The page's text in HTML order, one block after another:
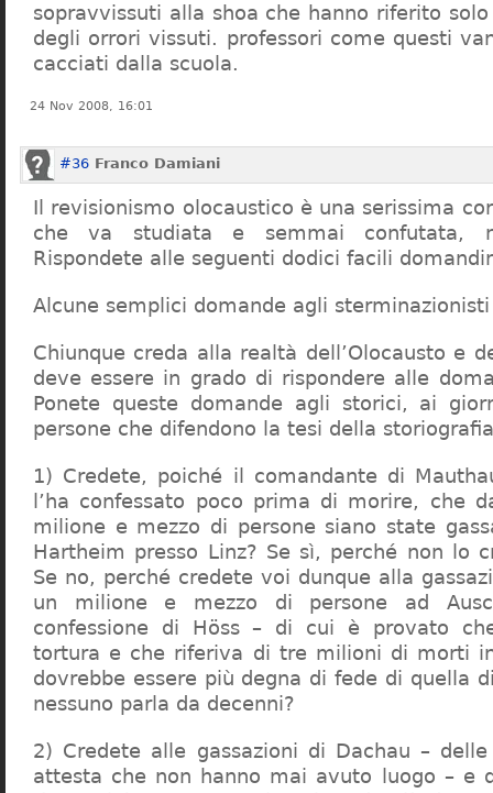
sopravvissuti alla shoa che hanno riferito
degli orrori vissuti. professori come questi
cacciati dalla scuola.
24 Nov 2008, 16:01
#36 Franco Damiani
Il revisionismo olocaustico è una serissima
che va studiata e semmai confutata,
Rispondete alle seguenti dodici facili
Alcune semplici domande agli sterminazionisti
Chiunque creda alla realtà dell’Olocausto e
deve essere in grado di rispondere alle
Ponete queste domande agli storici, ai
persone che difendono la tesi della
1) Credete, poiché il comandante di
l’ha confessato poco prima di morire, che
milione e mezzo di persone siano state
Hartheim presso Linz? Se sì, perché non lo
Se no, perché credete voi dunque alla
un milione e mezzo di persone ad
confessione di Höss – di cui è provato
tortura e che riferiva di tre milioni di morti
dovrebbe essere più degna di fede di quella
nessuno parla da decenni?
2) Credete alle gassazioni di Dachau –
attesta che non hanno mai avuto luogo – e